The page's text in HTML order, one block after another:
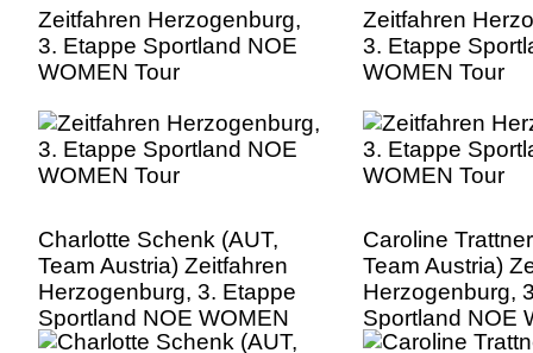
Zeitfahren Herzogenburg,
3. Etappe Sportland NOE
WOMEN Tour
Zeitfahren
3. Etappe
WOMEN Tour
Charlotte Schenk (AUT,
Team Austria) Zeitfahren
Herzogenburg, 3. Etappe
Sportland NOE WOMEN
Tour
Caroline
Team Austria)
Herzogenburg,
Sportland NOE
Tour